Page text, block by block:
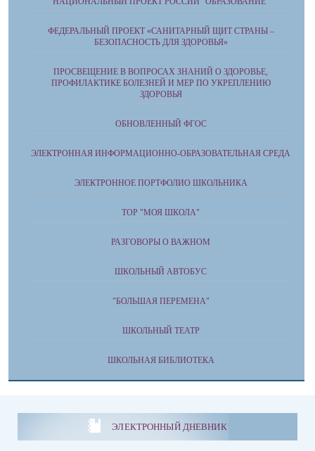
ФЕДЕРАЛЬНЫЙ ПРОЕКТ «САНИТАРНЫЙ ЩИТ СТРАНЫ –
БЕЗОПАСНОСТЬ ДЛЯ ЗДОРОВЬЯ»
ПРОСВЕЩЕНИЕ В ВОПРОСАХ ЗНАНИЙ О ЗДОРОВЬЕ,
ПРОФИЛАКТИКЕ БОЛЕЗНЕЙ И МЕР ПО УКРЕПЛЕНИЮ
ЗДОРОВЬЯ
ОБНОВЛЕННЫЙ ФГОС
ЭЛЕКТРОННАЯ ИНФОРМАЦИОННО-ОБРАЗОВАТЕЛЬНАЯ СРЕДА
ЭЛЕКТРОННОЕ ПОРТФОЛИО ШКОЛЬНИКА
ТОР "МОЯ ШКОЛА"
РАЗГОВОРЫ О ВАЖНОМ
ШКОЛЬНЫЙ АВТОБУС
"БОЛЬШАЯ ПЕРЕМЕНА"
ШКОЛЬНЫЙ ТЕАТР
ШКОЛЬНАЯ БИБЛИОТЕКА
ЭЛЕКТРОННЫЙ ДНЕВНИК